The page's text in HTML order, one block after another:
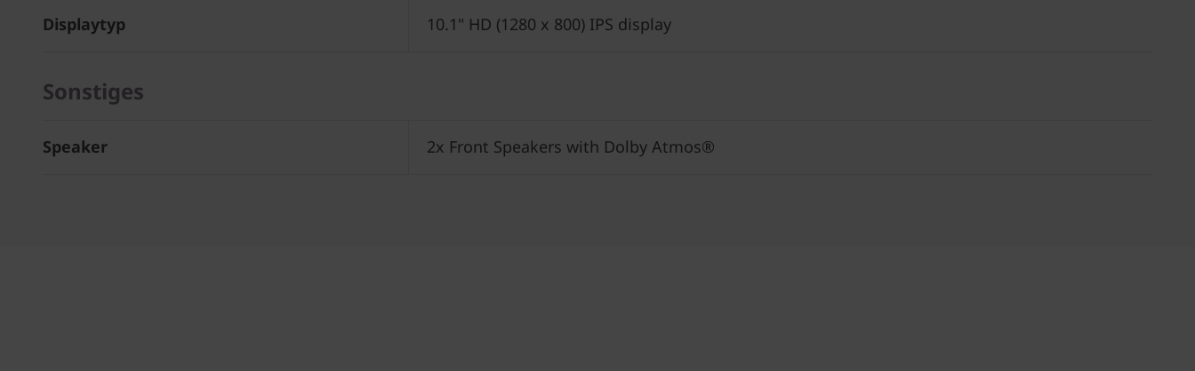
Displaytyp 10.1" HD (1280 x 800) IPS display
Sonstiges
Speaker 2x Front Speakers with Dolby Atmos®